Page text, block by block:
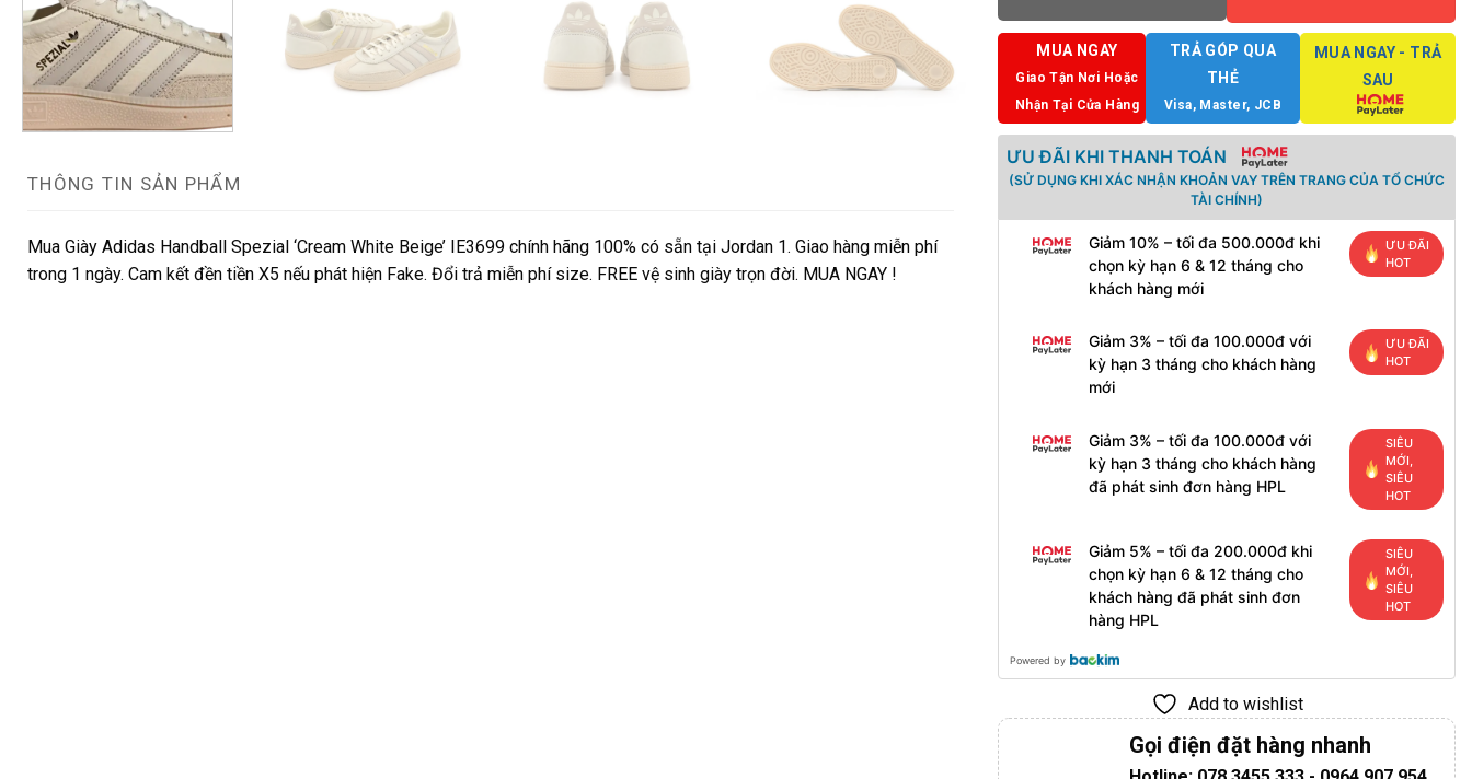
THÔNG TIN SẢN PHẨM
Mua Giày Adidas Handball Spezial ‘Cream White Beige’ IE3699 chính hãng 100% có sẵn tại Jordan 1. Giao hàng miễn phí
trong 1 ngày. Cam kết đền tiền X5 nếu phát hiện Fake. Đổi trả miễn phí size. FREE vệ sinh giày trọn đời. MUA NGAY !
MUA NGAY
Giao Tận Nơi Hoặc
Nhận Tại Cửa Hàng
TRẢ GÓP QUA
THẺ
Visa, Master, JCB
MUA NGAY - TRẢ
SAU
ƯU ĐÃI KHI THANH TOÁN
(SỬ DỤNG KHI XÁC NHẬN KHOẢN VAY TRÊN TRANG CỦA TỔ CHỨC
TÀI CHÍNH)
Giảm 10% – tối đa 500.000đ khi
chọn kỳ hạn 6 & 12 tháng cho
khách hàng mới
ƯU ĐÃI
HOT
Giảm 3% – tối đa 100.000đ với
kỳ hạn 3 tháng cho khách hàng
mới
ƯU ĐÃI
HOT
Giảm 3% – tối đa 100.000đ với
kỳ hạn 3 tháng cho khách hàng
đã phát sinh đơn hàng HPL
SIÊU
MỚI,
SIÊU
HOT
Giảm 5% – tối đa 200.000đ khi
chọn kỳ hạn 6 & 12 tháng cho
khách hàng đã phát sinh đơn
hàng HPL
SIÊU
MỚI,
SIÊU
HOT
Powered by
Add to wishlist
Gọi điện đặt hàng nhanh